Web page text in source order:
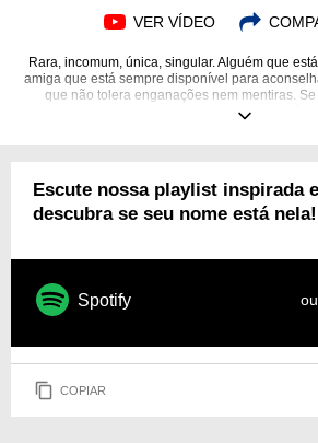
VER VÍDEO
Rara, incomum, única, singular. Alguém que
amiga que está sempre disponível para
que não tolera enganações nem mentiras.
conhece alguém que se chama Nadir, você
tratar de um nome unissex, Nadir é uma palavra
Escute nossa playlist inspirada
descubra se seu nome está nela!
Spotify
COPIAR